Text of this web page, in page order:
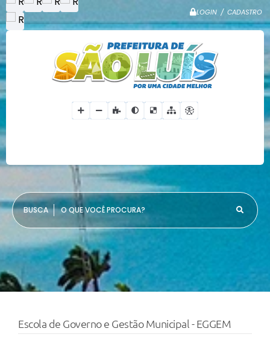
LOGIN / CADASTRO
O QUE VOCÊ PROCURA?
Escola de Governo e Gestão Municipal - EGGEM